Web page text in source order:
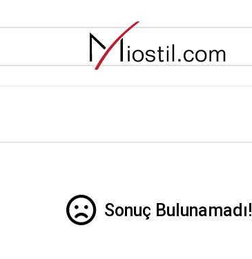
Sonuç Bulunamadı!